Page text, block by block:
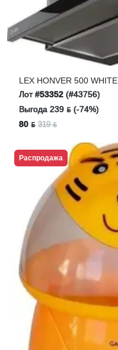
Лот#53352 (#43756)
Выгода 239 ƃ (-74%)
80 ƃ 319 ƃ
Распродажа